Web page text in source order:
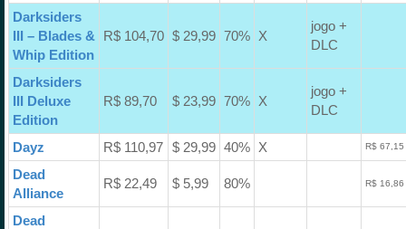
Darksiders
III – Blades &
Whip Edition
R$ 104,70 $ 29,99 70% X
jogo +
DLC
Darksiders
III Deluxe
Edition
R$ 89,70 $ 23,99 70% X
jogo +
DLC
Dayz R$ 110,97 $ 29,99 40% X R$
Dead
Alliance
R$ 22,49 $ 5,99 80% R$
Dead